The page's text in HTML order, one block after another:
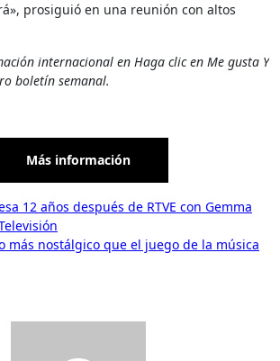
prosiguió en una reunión con altos
internacional en Haga clic en Me gusta Y
boletín semanal.
Más información
12 años después de RTVE con Gemma
más nostálgico que el juego de la música